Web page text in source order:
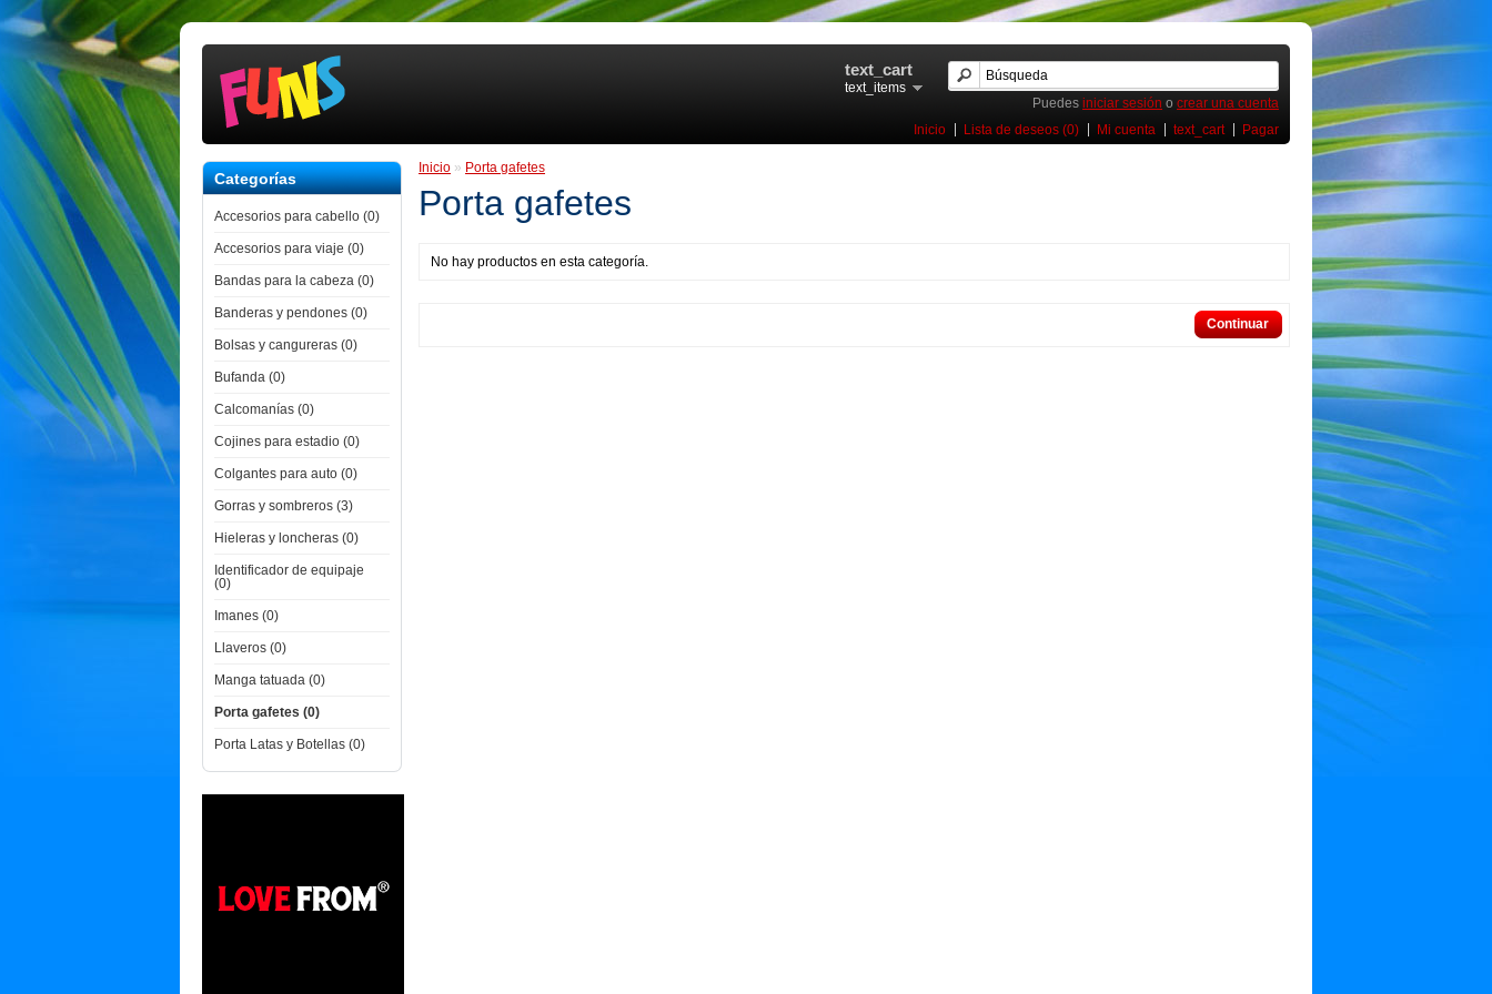
text_cart
text_items
Puedes iniciar sesión o crear una cuenta
Inicio
Lista de deseos (0) Mi cuenta text_cart Pagar
Categorías
Accesorios para cabello (0)
Accesorios para viaje (0)
Bandas para la cabeza (0)
Banderas y pendones (0)
Bolsas y cangureras (0)
Bufanda (0)
Calcomanías (0)
Cojines para estadio (0)
Colgantes para auto (0)
Gorras y sombreros (3)
Hieleras y loncheras (0)
Identificador de equipaje
(0)
Imanes (0)
Llaveros (0)
Manga tatuada (0)
Porta gafetes (0)
Porta Latas y Botellas (0)
Inicio » Porta gafetes
Porta gafetes
No hay productos en esta categoría.
Continuar